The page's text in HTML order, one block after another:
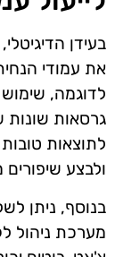
בעידן
את עמודי
גרסאות שונות
לתוצאות
ולבצע שיפורים
בנוסף, ניתן